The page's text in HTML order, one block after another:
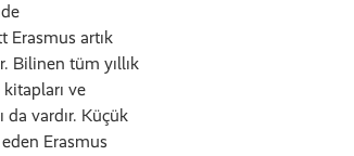
artık
Bilinen tüm yıllık
ve
da vardır. Küçük
Erasmus